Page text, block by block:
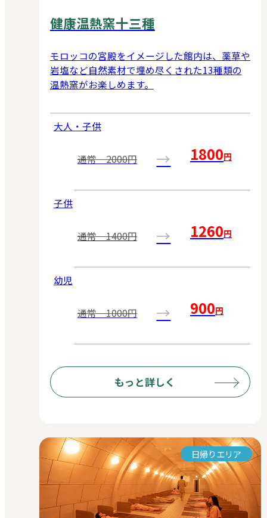
健康温熱窯十三種
モロッコの宮殿をイメージした館内は、薬草や
岩塩など自然素材で埋め尽くされた13種類の
温熱窯がお楽しめます。
大人・子供
通常 2000円 → 1800円
子供
通常 1400円 → 1260円
幼児
通常 1000円 → 900円
もっと詳しく
日帰りエリア